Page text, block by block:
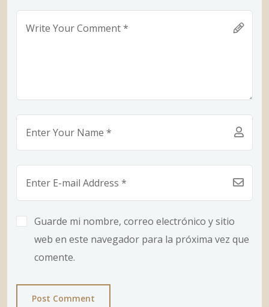
Guarde mi nombre, correo electrónico y sitio
web en este navegador para la próxima vez que
comente.
Post Comment